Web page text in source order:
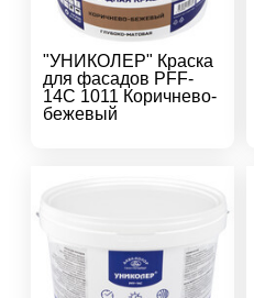
"УНИКОЛЕР" Краска
для фасадов PFF-
14C 1011 Коричнево-
бежевый